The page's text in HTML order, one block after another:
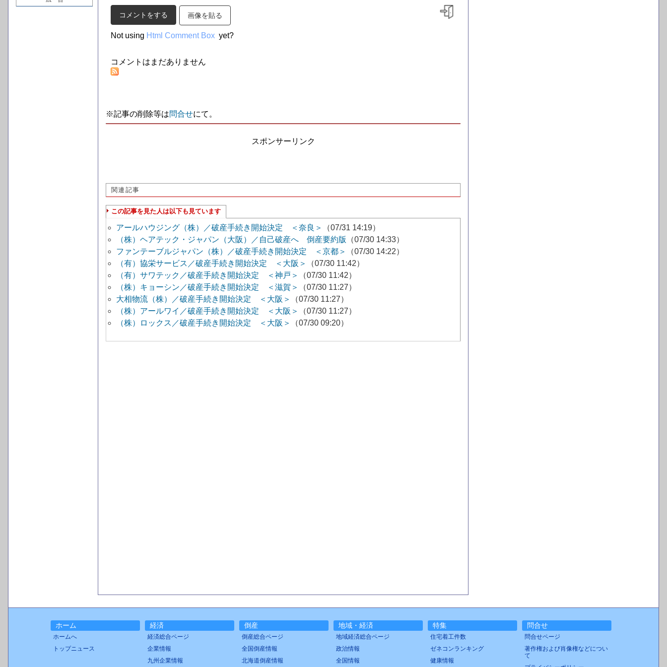
画像を貼る
Not using Html Comment Box yet?
コメントはまだありません
※記事の削除等は問合せにて。
スポンサーリンク
関連記事
この記事を見た人は以下も見ています
アールハウジング（株）／破産手続き開始決定 ＜奈良＞
（07/31 14:19）
（株）ヘアテック・ジャパン（大阪）／自己破産へ 倒産要約版
（07/30 14:33）
ファンテーブルジャパン（株）／破産手続き開始決定 ＜京都＞
（07/30 14:22）
（有）協栄サービス／破産手続き開始決定 ＜大阪＞
（07/30 11:42）
（有）サワテック／破産手続き開始決定 ＜神戸＞
（07/30 11:42）
（株）キョーシン／破産手続き開始決定 ＜滋賀＞
（07/30 11:27）
大相物流（株）／破産手続き開始決定 ＜大阪＞
（07/30 11:27）
（株）アールワイ／破産手続き開始決定 ＜大阪＞
（07/30 11:27）
（株）ロックス／破産手続き開始決定 ＜大阪＞
（07/30 09:20）
ホーム
ホームへ
トップニュース
経済
経済総合ページ
企業情報
九州企業情報
倒産
倒産総合ページ
全国倒産情報
北海道倒産情報
地域・経済
地域経済総合ページ
政治情報
全国情報
特集
住宅着工件数
ゼネコンランキング
健康情報
問合せ
問合せページ
著作権および肖像権などについ
て